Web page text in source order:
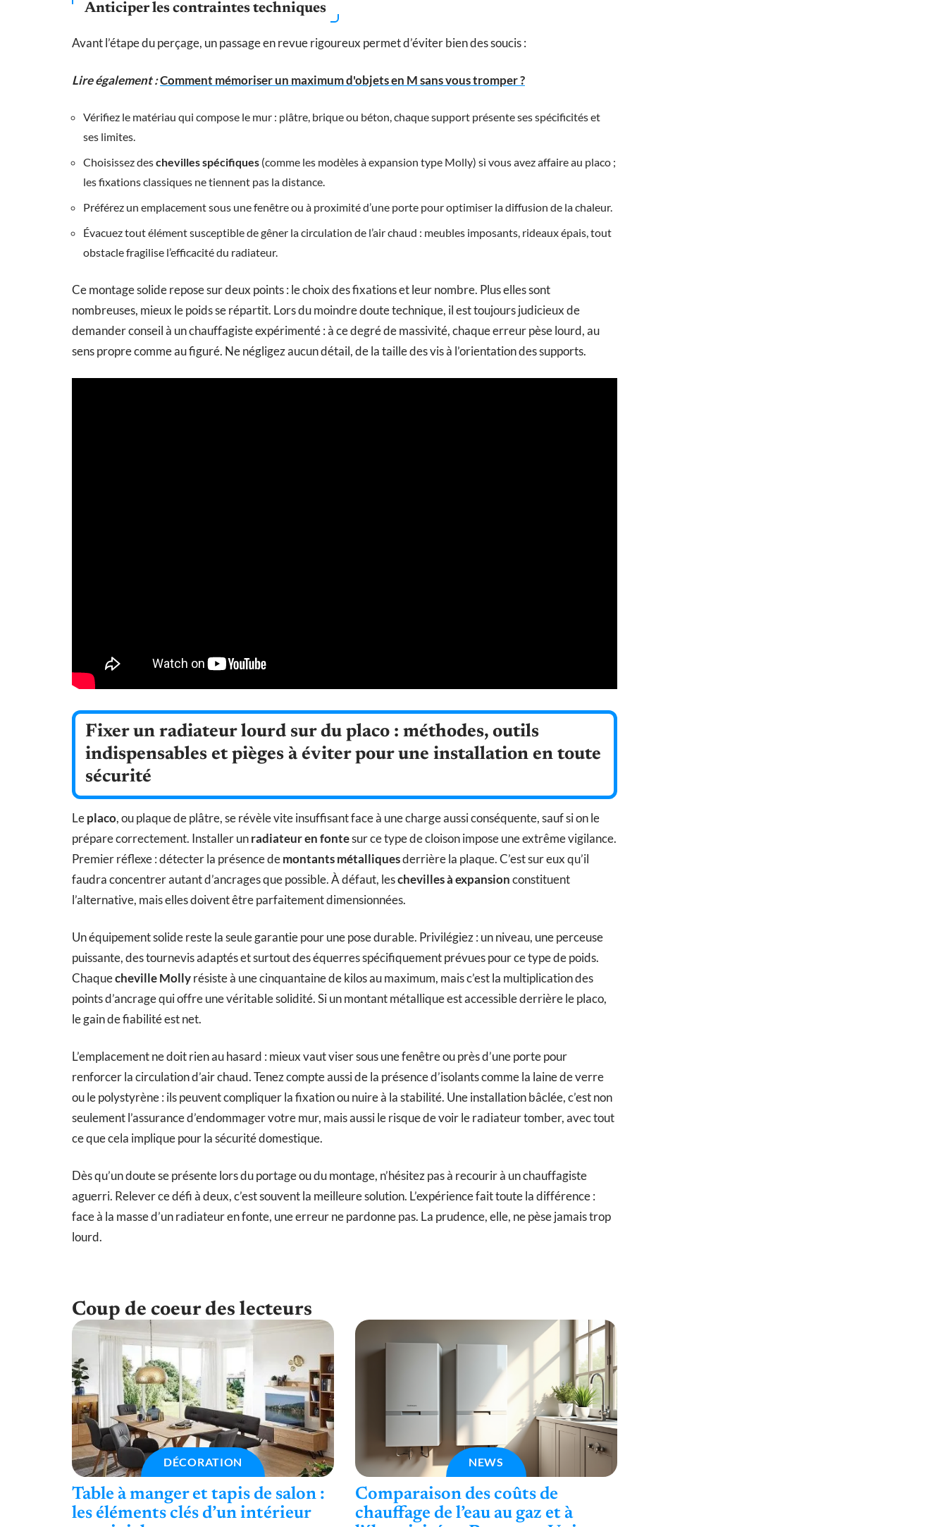
Anticiper les contraintes techniques
Avant l’étape du perçage, un passage en revue rigoureux permet d’éviter bien des soucis :
Lire également :Comment mémoriser un maximum d'objets en M sans vous tromper ?
Vérifiez le matériau qui compose le mur : plâtre, brique ou béton, chaque support présente ses spécificités et
ses limites.
Choisissez deschevilles spécifiques (comme les modèles à expansion type Molly) si vous avez affaire au placo ;
les fixations classiques ne tiennent pas la distance.
Préférez un emplacement sous une fenêtre ou à proximité d’une porte pour optimiser la diffusion de la chaleur.
Évacuez tout élément susceptible de gêner la circulation de l’air chaud : meubles imposants, rideaux épais, tout
obstacle fragilise l’efficacité du radiateur.
Ce montage solide repose sur deux points : le choix des fixations et leur nombre. Plus elles sont
nombreuses, mieux le poids se répartit. Lors du moindre doute technique, il est toujours judicieux de
demander conseil à un chauffagiste expérimenté : à ce degré de massivité, chaque erreur pèse lourd, au
sens propre comme au figuré. Ne négligez aucun détail, de la taille des vis à l’orientation des supports.
Fixer un radiateur lourd sur du placo : méthodes, outils
indispensables et pièges à éviter pour une installation en toute
sécurité
Leplaco, ou plaque de plâtre, se révèle vite insuffisant face à une charge aussi conséquente, sauf si on le
prépare correctement. Installer unradiateur en fontesur ce type de cloison impose une extrême vigilance.
Premier réflexe : détecter la présence demontants métalliquesderrière la plaque. C’est sur eux qu’il
faudra concentrer autant d’ancrages que possible. À défaut, leschevilles à expansionconstituent
l’alternative, mais elles doivent être parfaitement dimensionnées.
Un équipement solide reste la seule garantie pour une pose durable. Privilégiez : un niveau, une perceuse
puissante, des tournevis adaptés et surtout des équerres spécifiquement prévues pour ce type de poids.
Chaquecheville Mollyrésiste à une cinquantaine de kilos au maximum, mais c’est la multiplication des
points d’ancrage qui offre une véritable solidité. Si un montant métallique est accessible derrière le placo,
le gain de fiabilité est net.
L’emplacement ne doit rien au hasard : mieux vaut viser sous une fenêtre ou près d’une porte pour
renforcer la circulation d’air chaud. Tenez compte aussi de la présence d’isolants comme la laine de verre
ou le polystyrène : ils peuvent compliquer la fixation ou nuire à la stabilité. Une installation bâclée, c’est non
seulement l’assurance d’endommager votre mur, mais aussi le risque de voir le radiateur tomber, avec tout
ce que cela implique pour la sécurité domestique.
Dès qu’un doute se présente lors du portage ou du montage, n’hésitez pas à recourir à un chauffagiste
aguerri. Relever ce défi à deux, c’est souvent la meilleure solution. L’expérience fait toute la différence :
face à la masse d’un radiateur en fonte, une erreur ne pardonne pas. La prudence, elle, ne pèse jamais trop
lourd.
Coup de coeur des lecteurs
DÉCORATION
Table à manger et tapis de salon :
les éléments clés d’un intérieur
NEWS
Comparaison des coûts de
chauffage de l’eau au gaz et à